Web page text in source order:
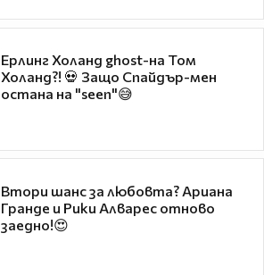
Ерлинг Холанд ghost-на Том
Холанд?! 💀 Защо Спайдър-мен
остана на "seen"😅
Втори шанс за любовта? Ариана
Гранде и Рики Алварес отново
заедно!😍